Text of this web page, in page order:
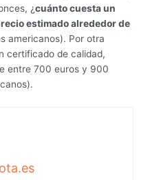
¿cuánto cuesta un
estimado alrededor de
americanos). Por otra
certificado de calidad,
entre 700 euros y 900